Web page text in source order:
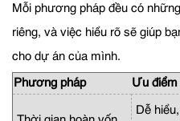
Mỗi phương pháp đều có
riêng, và việc hiểu rõ sẽ giúp
cho dự án của mình.
Phương pháp Ưu điểm
Dễ hiểu,